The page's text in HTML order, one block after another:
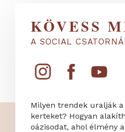
KÖVESS
A SOCIAL
Milyen trendek uralják
kerteket? Hogyan
oázisodat, ahol élmény